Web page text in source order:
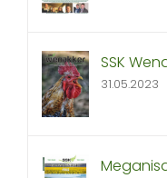
SSK
31.05.2023